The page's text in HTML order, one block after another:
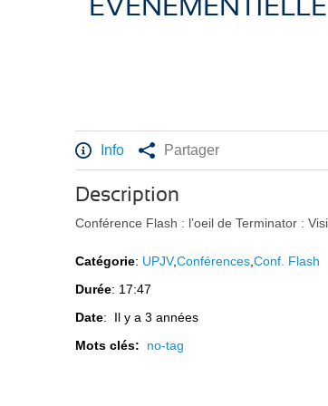
Info Partager
Description
Conférence Flash : l’oeil de Terminator :
Catégorie: UPJV,Conférences ,Conf. Flash
Durée: 17:47
Date: Il y a 3 années
Mots clés: no-tag